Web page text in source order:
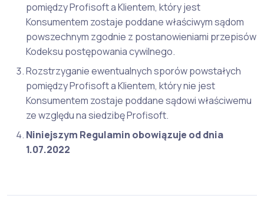
pomiędzy Profisoft a Klientem, który jest
Konsumentem zostaje poddane właściwym sądom
powszechnym zgodnie z postanowieniami przepisów
Kodeksu postępowania cywilnego.
Rozstrzyganie ewentualnych sporów powstałych
pomiędzy Profisoft a Klientem, który nie jest
Konsumentem zostaje poddane sądowi właściwemu
ze względu na siedzibę Profisoft.
Niniejszym Regulamin obowiązuje od dnia
1.07.2022